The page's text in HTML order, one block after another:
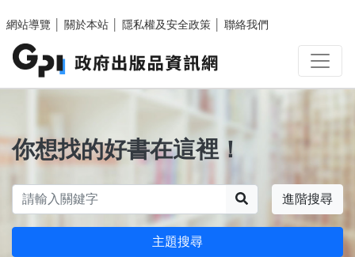
網站導覽
關於本站 隱私權及安全政策 聯絡我們
你想找的好書在這裡！
進階搜尋
主題搜尋